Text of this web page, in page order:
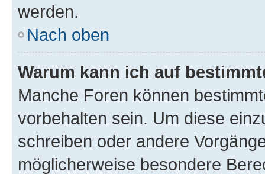
werden.
Nach oben
Warum kann ich auf
Manche Foren können
vorbehalten sein. Um diese
schreiben oder andere
möglicherweise besondere